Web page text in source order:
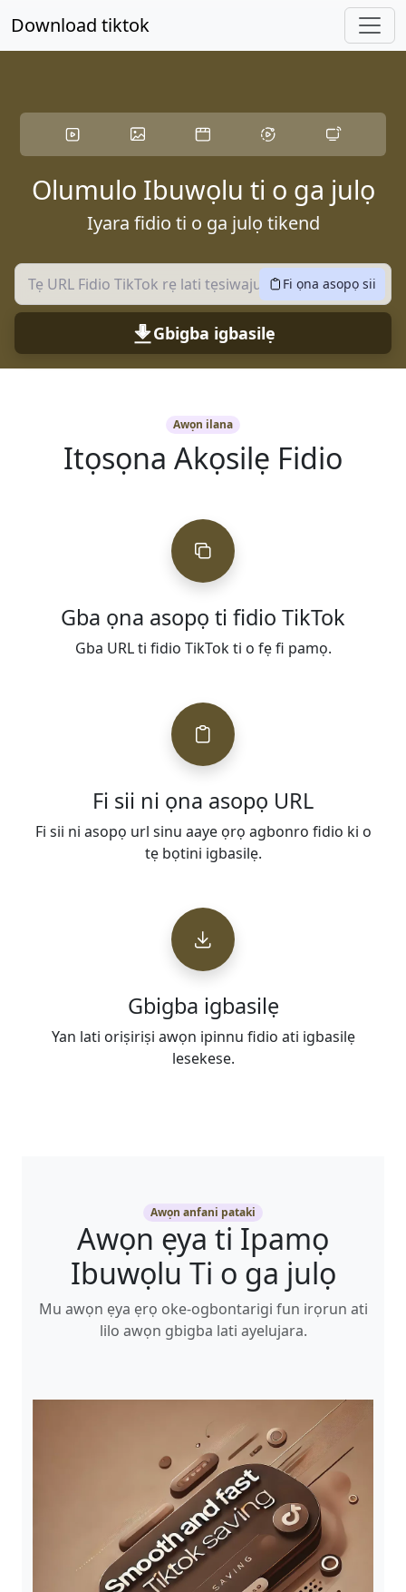
Download tiktok
Olumulo Ibuwọlu ti o ga julọ
Iyara fidio ti o ga julọ tikend
Fi ọna asopọ sii
Gbigba igbasilẹ
Awọn ilana
Itọsọna Akọsilẹ Fidio
Gba ọna asopọ ti fidio TikTok
Gba URL ti fidio TikTok ti o fẹ fi pamọ.
Fi sii ni ọna asopọ URL
Fi sii ni asopọ url sinu aaye ọrọ agbonro fidio ki o
tẹ bọtini igbasilẹ.
Gbigba igbasilẹ
Yan lati oriṣiriṣi awọn ipinnu fidio ati igbasilẹ
lesekese.
Awọn anfani pataki
Awọn ẹya ti Ipamọ
Ibuwọlu Ti o ga julọ
Mu awọn ẹya ẹrọ oke-ogbontarigi fun irọrun ati
lilo awọn gbigba lati ayelujara.